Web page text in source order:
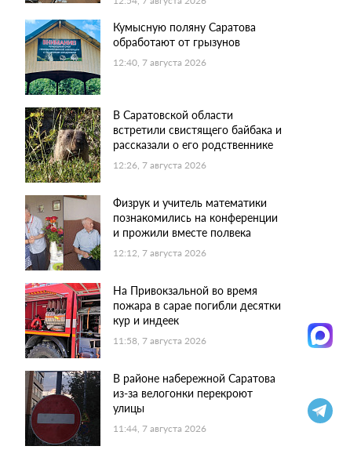
Кумысную поляну Саратова
обработают от грызунов
12:40, 7 августа 2026
В Саратовской области
встретили свистящего байбака и
рассказали о его родственнике
12:26, 7 августа 2026
Физрук и учитель математики
познакомились на конференции
и прожили вместе полвека
12:12, 7 августа 2026
На Привокзальной во время
пожара в сарае погибли десятки
кур и индеек
11:58, 7 августа 2026
В районе набережной Саратова
из-за велогонки перекроют
улицы
11:44, 7 августа 2026